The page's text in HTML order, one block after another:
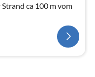
ca 100 m vom